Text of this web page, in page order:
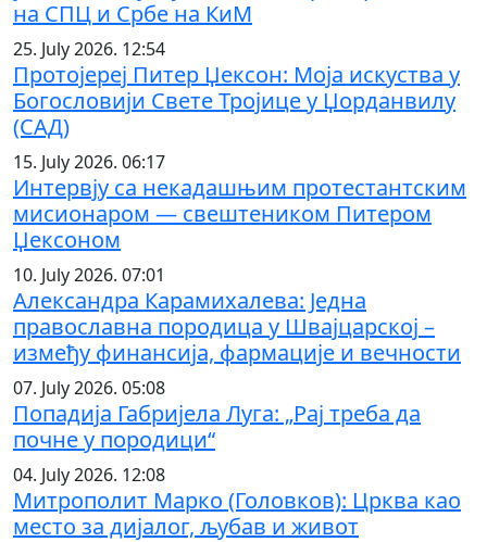
на СПЦ и Србе на КиМ
25. July 2026. 12:54
Протојереј Питер Џексон: Моја искуства у
Богословији Свете Тројице у Џорданвилу
(САД)
15. July 2026. 06:17
Интервју са некадашњим протестантским
мисионаром — свештеником Питером
Џексоном
10. July 2026. 07:01
Александра Карамихалева: Једна
православна породица у Швајцарској –
између финансија, фармације и вечности
07. July 2026. 05:08
Попадија Габријела Луга: „Рај треба да
почне у породици“
04. July 2026. 12:08
Митрополит Марко (Головков): Црква као
место за дијалог, љубав и живот